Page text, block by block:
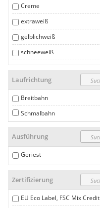
Creme
extraweiß
gelblichweiß
schneeweiß
Weiß
Laufrichtung
Breitbahn
Schmalbahn
Ausführung
Geriest
Zertifizierung
EU Eco Label, FSC Mix Credit